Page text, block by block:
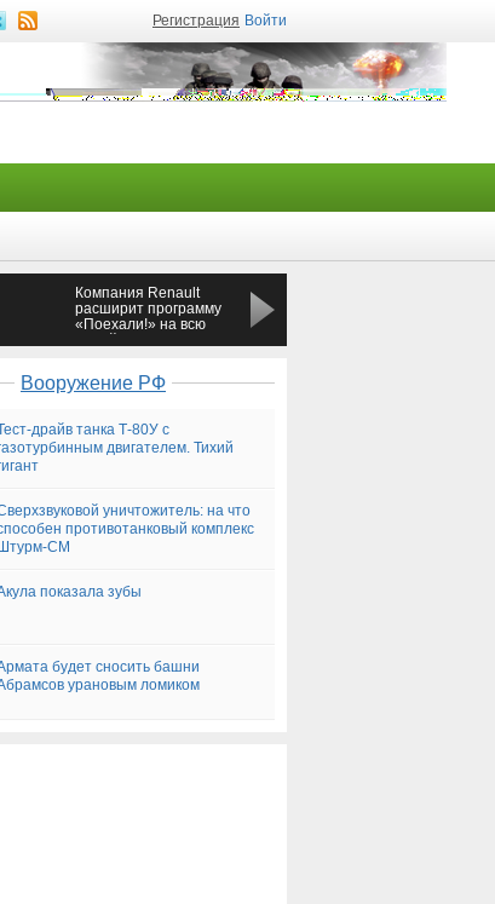
Регистрация Войти
Компания Renault
расширит программу
«Поехали!» на всю
Вооружение РФ
драйв танка Т-80У с
двигателем. Тихий
уничтожитель: на что
противотанковый комплекс
Штурм-СМ
показала зубы
будет сносить башни
урановым ломиком